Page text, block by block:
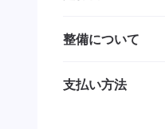
整備について
支払い方法